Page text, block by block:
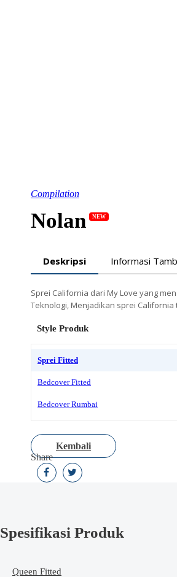
Compilation
Nolan NEW
Deskripsi Informasi
Sprei California dari My Love yang
Teknologi, Menjadikan sprei
Style Produk
Sprei Fitted
Bedcover Fitted
Bedcover Rumbai
Kembali
Share
Spesifikasi Produk
Queen Fitted